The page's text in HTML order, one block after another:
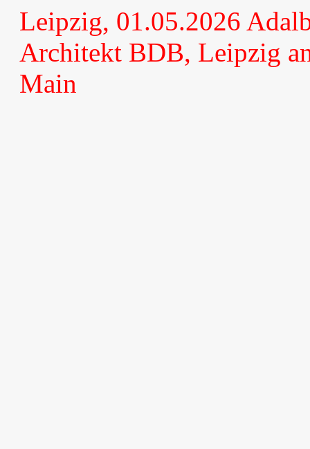
Leipzig, 01.05.2026
Architekt BDB, Leipzig
Main